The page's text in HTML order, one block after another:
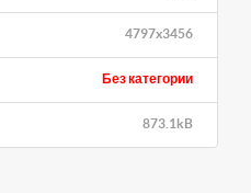
4797x3456
Без категории
873.1kB